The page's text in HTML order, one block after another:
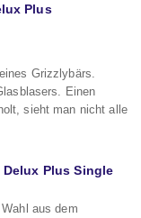
Plus
Grizzlybärs.
Einen
sieht man nicht alle
Plus Single
aus dem